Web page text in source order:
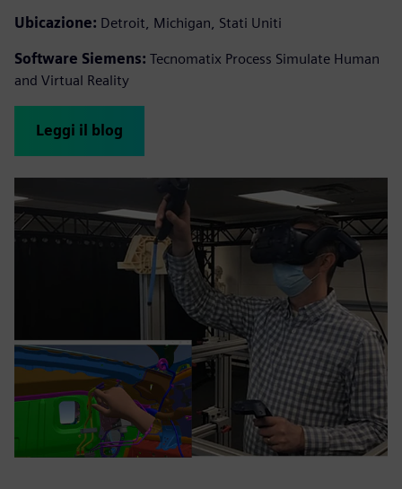
Ubicazione: Detroit, Michigan, Stati Uniti
Software Siemens: Tecnomatix Process Simulate Human
and Virtual Reality
Leggi il blog